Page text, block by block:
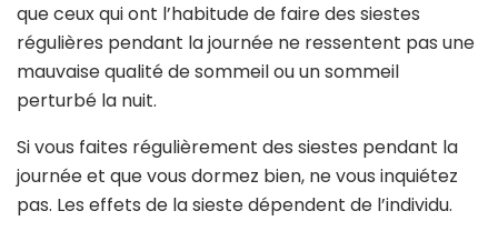
que ceux qui ont l’habitude de faire des siestes
régulières pendant la journée ne ressentent pas une
mauvaise qualité de sommeil ou un sommeil
perturbé la nuit.
Si vous faites régulièrement des siestes pendant la
journée et que vous dormez bien, ne vous inquiétez
pas. Les effets de la sieste dépendent de l’individu.